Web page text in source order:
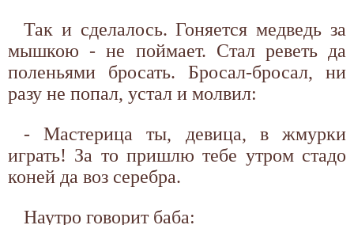
Так и сделалось. Гоняется медведь за
мышкою - не поймает. Стал реветь да
поленьями бросать. Бросал-бросал, ни
разу не попал, устал и молвил:
- Мастерица ты, девица, в жмурки
играть! За то пришлю тебе утром стадо
коней да воз серебра.
Наутро говорит баба: